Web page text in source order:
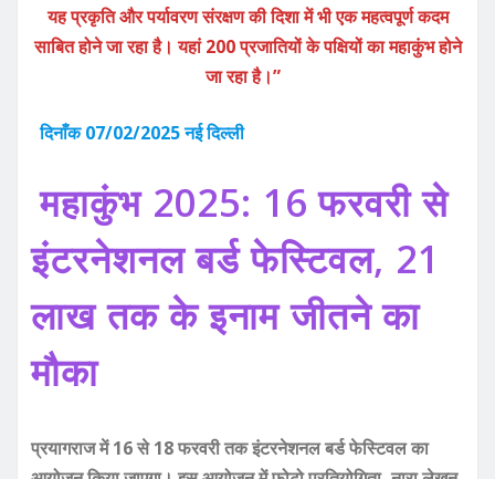
यह प्रकृति और पर्यावरण संरक्षण की दिशा में भी एक महत्वपूर्ण कदम
साबित होने जा रहा है। यहां 200 प्रजातियों के पक्षियों का महाकुंभ होने
जा रहा है।”
दिनाँक 07/02/2025 नई दिल्ली
महाकुंभ 2025: 16 फरवरी से
इंटरनेशनल बर्ड फेस्टिवल, 21
लाख तक के इनाम जीतने का
मौका
प्रयागराज में 16 से 18 फरवरी तक इंटरनेशनल बर्ड फेस्टिवल का